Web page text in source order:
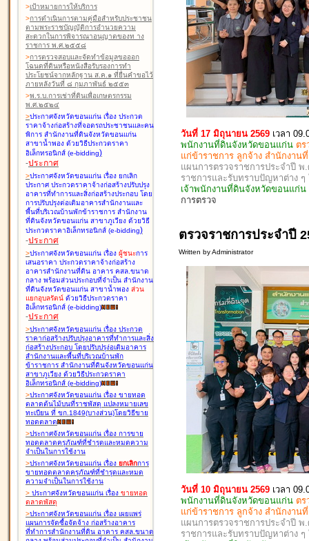
>เป้าหมายการให้บริการ
>การดำเนินการตามคู่มือสำหรับประชาชน
ตามพระราชบัญญัติการอำนวยความ
สะดวกในการพิจารณาอนุญาตของท าง
ราชการ พ.ศ.๒๕๕๘
>การตรวจสอบและจัดทำข้อมูลขอออก
โฉนดที่ดินหรือหนังสือรับรองการทำ
ประโยชน์จากหลักฐาน ส.ค.๑ ที่ยื่นคำขอไว้
ภายหลังวันที่ ๘ กุมภาพันธ์ ๒๕๕๓
>พ.ร.บ.การเช่าที่ดินเพื่อเกษตรกรรม
พ.ศ.๒๕๒๔
>ประกาศจังหวัดขอนแก่น เรื่อง ประกวด
ราคาจ้างก่อสร้างที่จอดรถประชาชนและคน
พิการ สำนักงานที่ดินจังหวัดขอนแก่น
สาขาน้ำพอง ด้วยวิธีประกวดราคา
อิเล็กทรอนิกส์ (e-bidding)
-ประกาศ
>ประกาศจังหวัดขอนแก่น เรื่อง ยกเลิก
ประกาศ ประกวดราคาจ้างก่อสร้างปรับปรุง
อาคารที่ทำการและสิ่งก่อสร้างประกอบ โดย
การปรับปรุงต่อเติมอาคารสำนักงานและ
พื้นที่บริเวณบ้านพักข้าราชการ สำนักงาน
ที่ดินจังหวัดขอนแก่น สาขาภูเวียง ด้วยวิธี
ประกวดราคาอิเล็กทรอนิกส์ (e-bidding)
-ประกาศ
>ประกาศจังหวัดขอนแก่น เรื่อง ผู้ชนะการ
เสนอราคา ประกวดราคาจ้างก่อสร้าง
อาคารสำนักงานที่ดิน อาคาร คสล.ขนาด
กลาง พร้อมส่วนประกอบที่จำเป็น สำนักงาน
ที่ดินจังหวัดขอนแก่น สาขาน้ำพอง ส่วน
แยกอุบลรัตน์ ด้วยวิธีประกวดราคา
อิเล็กทรอนิกส์ (e-bidding)
-ประกาศ
>ประกาศจังหวัดขอนแก่น เรื่อง ประกวด
ราคาก่อสร้างปรับปรุงอาคารที่ทำการและสิ่ง
ก่อสร้างประกอบ โดยปรับปรุง่อเติมอาคาร
สำนักงานและพื้นที่บริเวณบ้านพัก
ข้าราชการ สำนักงานที่ดินจังหวัดขอนแก่น
สาขาภูเวียง ด้วยวิธีประกวดราคา
อิเล็กทรอนิกส์ (e-bidding)
>ประกาศจังหวัดขอนแก่น เรื่อง ขายทอด
ตลาดต้นไม้บนที่ราชพัสดุ แปลงหมายเลข
ทะเบียน ที่ ขก.1849(บางส่วน)โดยวิธีขาย
ทอดตลาด
>ประกาศจังหวัดขอนแก่น เรื่อง การขาย
ทอดตลาดครุภัณฑ์ที่ชำรุดและหมดความ
จำเป็นในการใช้งาน
>ประกาศจังหวัดขอนแก่น เรื่อง ยกเลิกการ
ขายทอดตลาดครุภัณฑ์ที่ชำรุดและหมด
ความจำเป็นในการใช้งาน
> ประกาศจังหวัดขอนแก่น เรื่อง ขายทอด
ตลาดพัสดุ
>ประกาศจังหวัดขอนแก่น เรื่อง เผยแพร่
แผนการจัดซื้อจัดจ้าง ก่อสร้างอาคาร
ที่ทำการสำนักงานที่ดิน อาคาร คสล.ขนาด
วันที่ 17 มิถุนายน 2569 เวลา
พนักงานที่ดินจังหวัดขอนแก่น ตร
แก่ข้าราชการ ลูกจ้าง สำนักงา
แผนการตรวจราชการประจำปี พ
ราชการและรับทราบปัญหาต่าง
เจ้าพนักงานที่ดินจังหวัดขอนแก่
การตรวจ
ตรวจราชการประจำปี
Written by Administrator
วันที่ 10 มิถุนายน 2569 เวลา
พนักงานที่ดินจังหวัดขอนแก่น ตร
แก่ข้าราชการ ลูกจ้าง สำนักงา
แผนการตรวจราชการประจำปี พ
ราชการและรับทราบปัญหาต่าง